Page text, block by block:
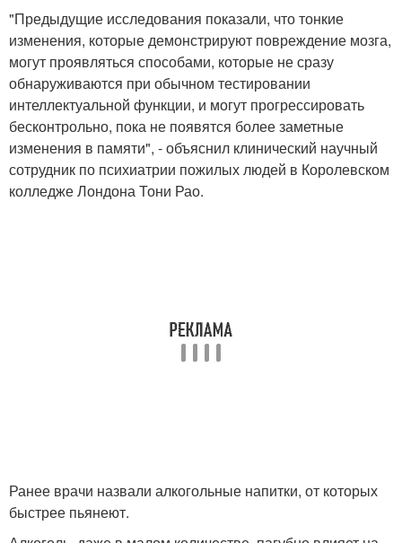
"Предыдущие исследования показали, что тонкие
изменения, которые демонстрируют повреждение мозга,
могут проявляться способами, которые не сразу
обнаруживаются при обычном тестировании
интеллектуальной функции, и могут прогрессировать
бесконтрольно, пока не появятся более заметные
изменения в памяти", - объяснил клинический научный
сотрудник по психиатрии пожилых людей в Королевском
колледже Лондона Тони Рао.
Ранее врачи назвали алкогольные напитки, от которых
быстрее пьянеют.